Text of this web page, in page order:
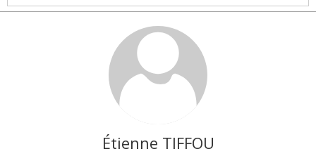
Étienne TIFFOU